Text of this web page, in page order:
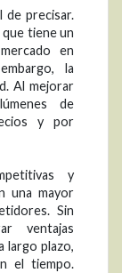
de precisar.
que tiene un
en
la
Al mejorar
de
y por
y
una mayor
Sin
ventajas
largo plazo,
el tiempo.